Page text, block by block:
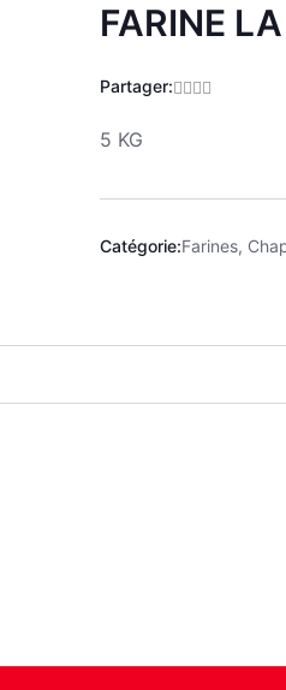
ZoomFARINE
Partager:
5 KG
Catégorie:Farines,